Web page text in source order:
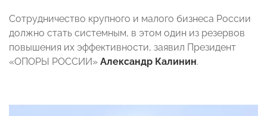
Сотрудничество крупного и малого бизнеса России
должно стать системным, в этом один из резервов
повышения их эффективности, заявил Президент
«ОПОРЫ РОССИИ» Александр Калинин.